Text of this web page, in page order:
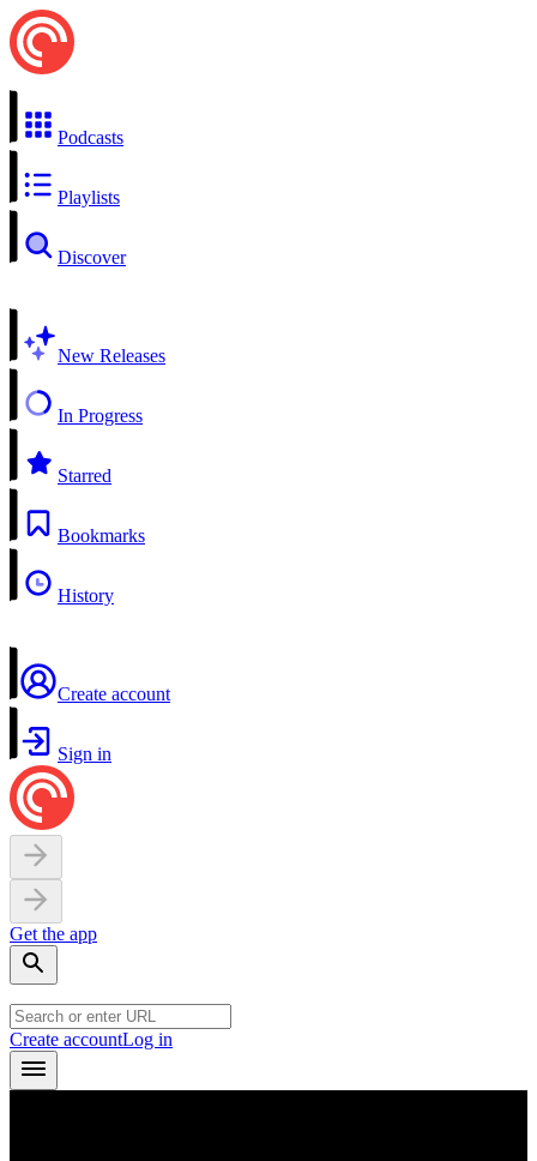
Podcasts
Playlists
Discover
New Releases
In Progress
Starred
Bookmarks
History
Create account
Sign in
Get the app
Create accountLog in